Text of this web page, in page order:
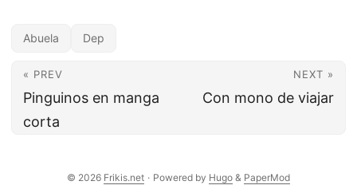
Abuela Dep
« PREV
Pinguinos en manga
corta
NEXT »
Con mono de viajar
© 2026 Frikis.net · Powered by Hugo & PaperMod